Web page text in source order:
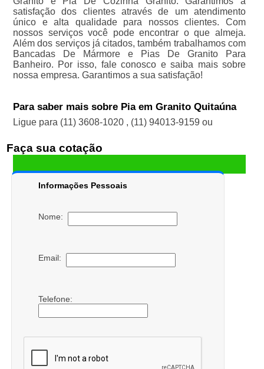
satisfação dos clientes através de um atendimento
único e alta qualidade para nossos clientes. Com
nossos serviços você pode encontrar o que almeja.
Além dos serviços já citados, também trabalhamos com
Bancadas De Mármore e Pias De Granito Para
Banheiro. Por isso, fale conosco e saiba mais sobre
nossa empresa. Garantimos a sua satisfação!
Para saber mais sobre Pia em Granito Quitaúna
Ligue para (11) 3608-1020 , (11) 94013-9159 ou
Faça sua cotação
Informações Pessoais
Nome:
Email:
Telefone: